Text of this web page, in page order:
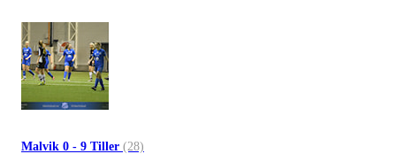
Malvik 0 - 9 Tiller (28)